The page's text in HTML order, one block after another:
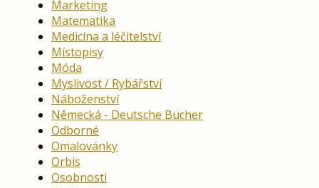
Marketing
Matematika
Medicína a léčitelství
Místopisy
Móda
Myslivost / Rybářství
Náboženství
Německá - Deutsche Bücher
Odborné
Omalovánky
Orbis
Osobnosti